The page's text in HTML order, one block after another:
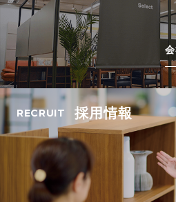
採用情報